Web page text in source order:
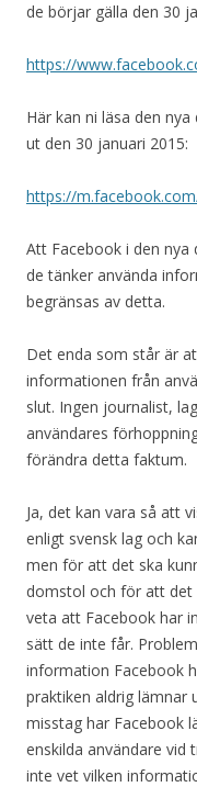
de börjar gälla den 30
https://
Här kan ni läsa den
ut den 30 januari 2015:
https://
Att Facebook i den nya
de tänker använda
begränsas av detta.
Det enda som står är
informationen från
slut. Ingen journalist,
användares
förändra detta faktum.
Ja, det kan vara så att
enligt svensk lag och
men för att det ska
domstol och för att det
veta att Facebook har
sätt de inte får.
information Facebook
praktiken aldrig lämnar
misstag har Facebook
enskilda användare vid
inte vet vilken